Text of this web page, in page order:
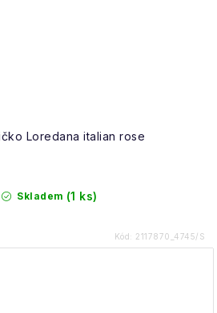
Loredana italian rose
Skladem (1 ks)
Kód: 2117870_4745/S